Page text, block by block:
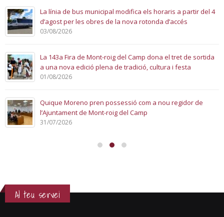
La línia de bus municipal modifica els horaris a partir del 4
d’agost per les obres de la nova rotonda d’accés
03/08/2026
La 143a Fira de Mont-roig del Camp dona el tret de sortida
a una nova edició plena de tradició, cultura i festa
01/08/2026
Quique Moreno pren possessió com a nou regidor de
l’Ajuntament de Mont-roig del Camp
31/07/2026
Al teu servei